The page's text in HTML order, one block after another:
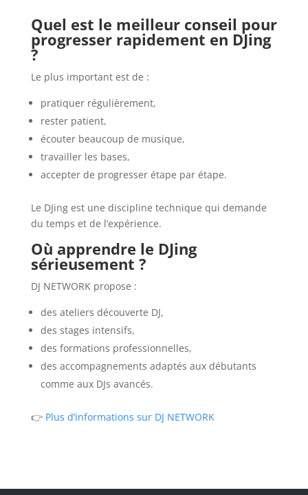
Quel est le meilleur conseil pour
progresser rapidement en DJing
?
Le plus important est de :
pratiquer régulièrement,
rester patient,
écouter beaucoup de musique,
travailler les bases,
accepter de progresser étape par étape.
Le DJing est une discipline technique qui demande
du temps et de l’expérience.
Où apprendre le DJing
sérieusement ?
DJ NETWORK propose :
des ateliers découverte DJ,
des stages intensifs,
des formations professionnelles,
des accompagnements adaptés aux débutants
comme aux DJs avancés.
👉 Plus d’informations sur DJ NETWORK